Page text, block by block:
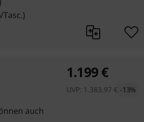
auch
1.199€
UVP: 1.383,97 € -13%